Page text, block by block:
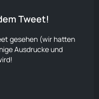
Tweet!
gesehen (wir hatten
Ausdrucke und